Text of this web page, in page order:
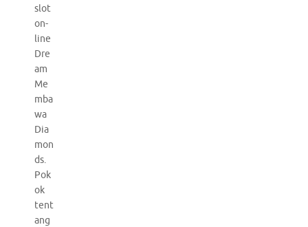
slot
on-
line
Dre
am
Me
mba
wa
Dia
mon
ds.
Pok
ok
tent
ang